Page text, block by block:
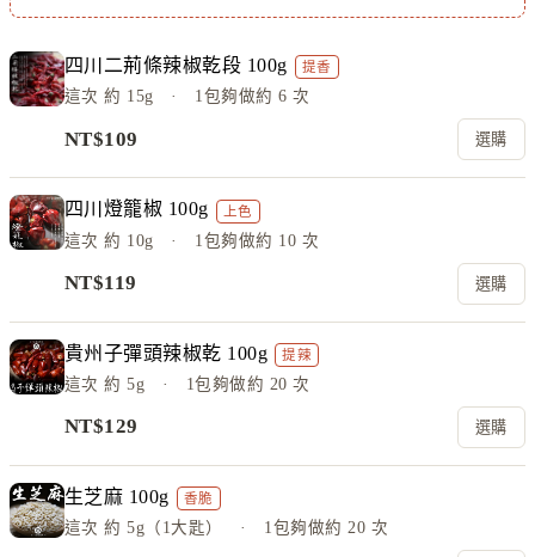
四川二荊條辣椒乾段 100g 提香
這次約 15g · 1包夠做約6 次
NT$109 選購
四川燈籠椒 100g 上色
這次約 10g · 1包夠做約 10 次
NT$119 選購
貴州子彈頭辣椒乾 100g 提辣
這次約 5g · 1包夠做約 20 次
NT$129 選購
生芝麻 100g 香脆
這次約 5g（1大匙） · 1包夠做約20 次